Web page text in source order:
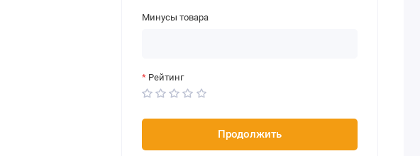
Минусы товара
Рейтинг
Продолжить